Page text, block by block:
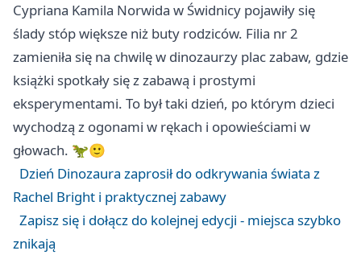
Cypriana Kamila Norwida w Świdnicy pojawiły się
ślady stóp większe niż buty rodziców. Filia nr 2
zamieniła się na chwilę w dinozaurzy plac zabaw, gdzie
książki spotkały się z zabawą i prostymi
eksperymentami. To był taki dzień, po którym dzieci
wychodzą z ogonami w rękach i opowieściami w
głowach. 🦖🙂
Dzień Dinozaura zaprosił do odkrywania świata z
Rachel Bright i praktycznej zabawy
Zapisz się i dołącz do kolejnej edycji - miejsca szybko
znikają